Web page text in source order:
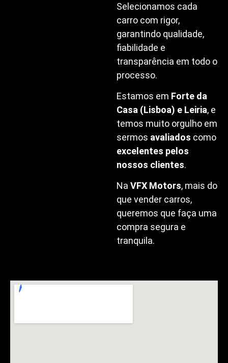
Selecionamos cada
carro com rigor,
garantindo qualidade,
fiabilidade e
transparência em todo o
processo.
Estamos em Forte da
Casa (Lisboa) e Leiria, e
temos muito orgulho em
sermos avaliados como
excelentes pelos
nossos clientes.
NaVFX Motors, mais do
que vender carros,
queremos que faça uma
compra segura e
tranquila.